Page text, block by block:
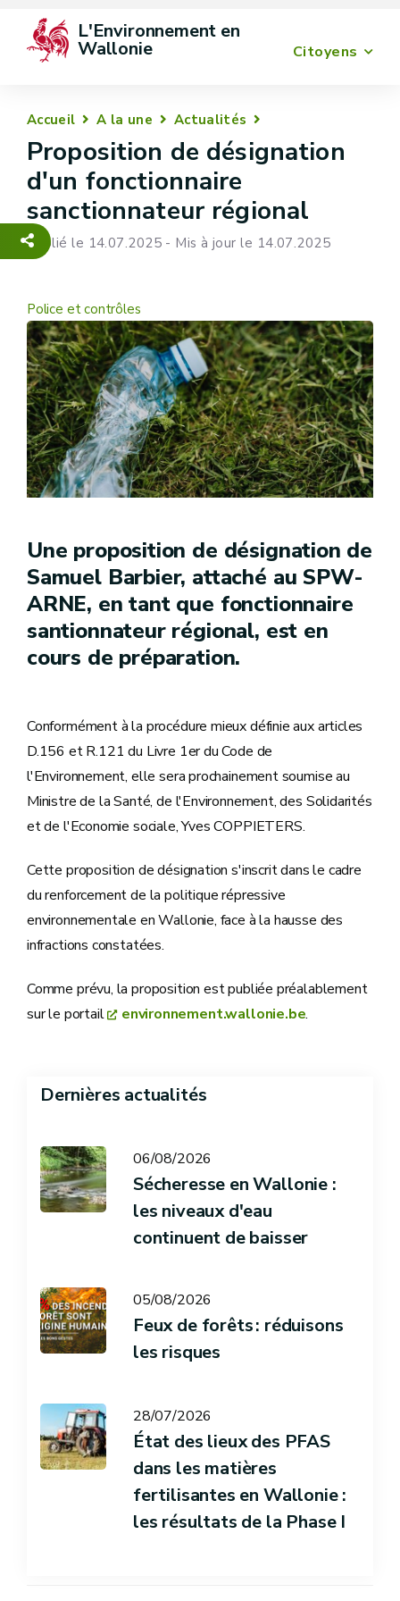
Citoyens
L'Environnement en
Wallonie
Accueil A la une Actualités
Proposition de désignation
d'un fonctionnaire
sanctionnateur régional
Publié le 14.07.2025 - Mis à jour le 14.07.2025
Police et contrôles
Une proposition de désignation de
Samuel Barbier, attaché au SPW-
ARNE, en tant que fonctionnaire
santionnateur régional, est en
cours de préparation.
Conformément à la procédure mieux définie aux articles
D.156 et R.121 du Livre 1er du Code de
l'Environnement, elle sera prochainement soumise au
Ministre de la Santé, de l'Environnement, des Solidarités
et de l'Economie sociale, Yves COPPIETERS.
Cette proposition de désignation s'inscrit dans le cadre
du renforcement de la politique répressive
environnementale en Wallonie, face à la hausse des
infractions constatées.
Comme prévu, la proposition est publiée préalablement
sur le portail
environnement.wallonie.be.
Dernières actualités
06/08/2026
Sécheresse en Wallonie :
les niveaux d'eau
continuent de baisser
05/08/2026
Feux de forêts : réduisons
les risques
28/07/2026
État des lieux des PFAS
dans les matières
fertilisantes en Wallonie :
les résultats de la Phase I